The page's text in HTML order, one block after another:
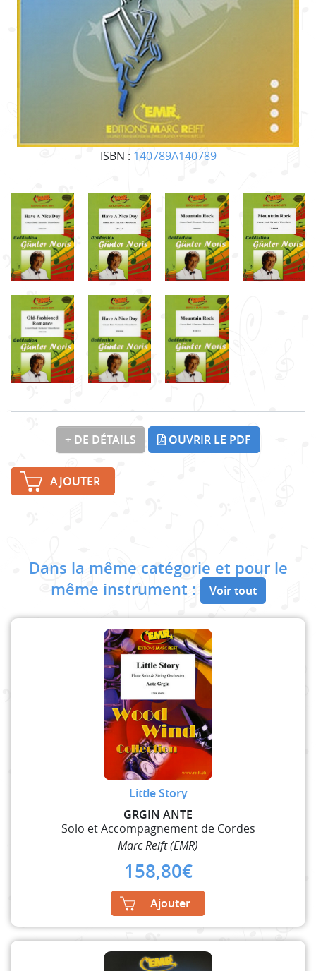
ISBN : 140789A140789
+ DE DÉTAILS OUVRIR LE PDF
AJOUTER
Dans la même catégorie et pour le
même instrument :
Voir tout
Little Story
GRGIN ANTE
Solo et Accompagnement de Cordes
Marc Reift (EMR)
158,80€
Ajouter